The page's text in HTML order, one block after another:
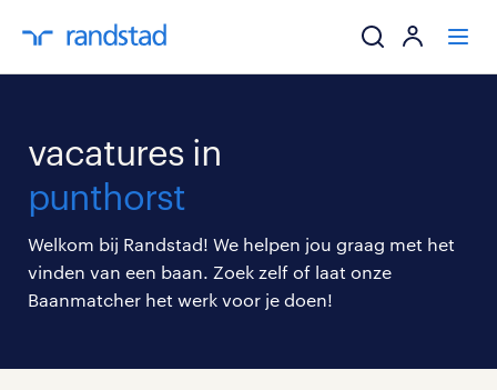
mijn carrière
over randstad
vacatures in
punthorst
Welkom bij Randstad! We helpen jou graag met het
vinden van een baan. Zoek zelf of laat onze
Baanmatcher het werk voor je doen!